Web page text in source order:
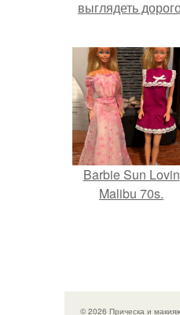
выглядеть
Barbie Sun Lovin
Malibu 70s.
© 2026 Прическа и